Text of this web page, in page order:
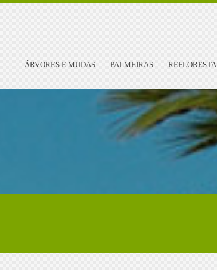
ÁRVORES E MUDAS PALMEIRAS